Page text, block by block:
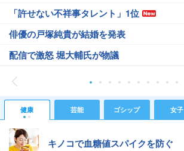
「許せない不祥事タレント」1位
俳優の戸塚純貴が結婚を発表
配信で激怒 堀大輔氏が物議
健康 芸能 ゴシップ 女子
キノコで血糖値スパイクを防ぐ